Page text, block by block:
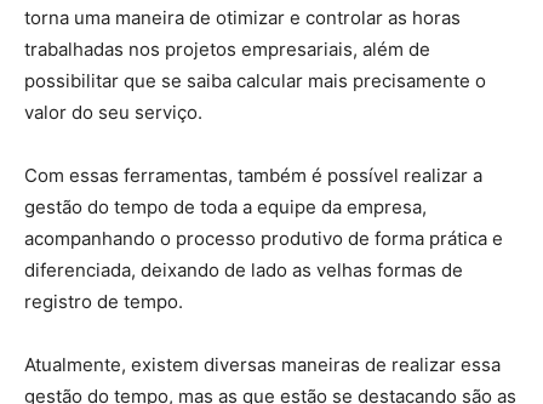
torna uma maneira de otimizar e controlar as horas
trabalhadas nos projetos empresariais, além de
possibilitar que se saiba calcular mais precisamente o
valor do seu serviço.
Com essas ferramentas, também é possível realizar a
gestão do tempo de toda a equipe da empresa,
acompanhando o processo produtivo de forma prática e
diferenciada, deixando de lado as velhas formas de
registro de tempo.
Atualmente, existem diversas maneiras de realizar essa
gestão do tempo, mas as que estão se destacando são as